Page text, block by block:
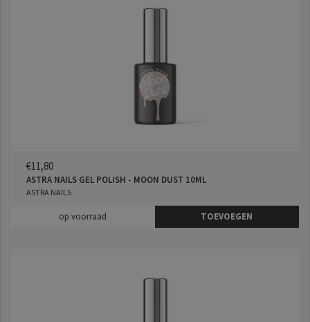
€11,80
ASTRA NAILS GEL POLISH - MOON DUST 10ML
ASTRA NAILS
op voorraad TOEVOEGEN